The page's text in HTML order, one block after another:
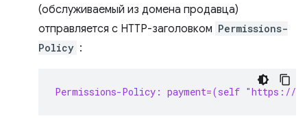
(обслуживаемый из домена продавца)
отправляется с HTTP-заголовком Permissions-
Policy :
Permissions-Policy: payment=(self "https://